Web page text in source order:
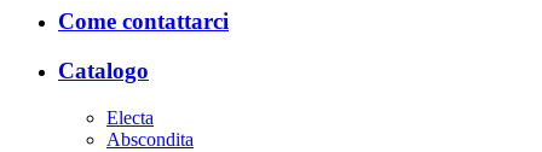
Come contattarci
Catalogo
Electa
Abscondita